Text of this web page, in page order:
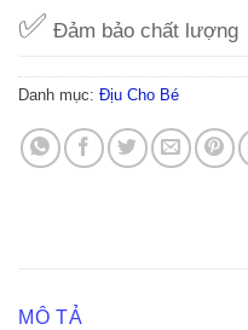
✅ Đảm bảo chất lượng
Danh mục: Địu Cho Bé
MÔ TẢ